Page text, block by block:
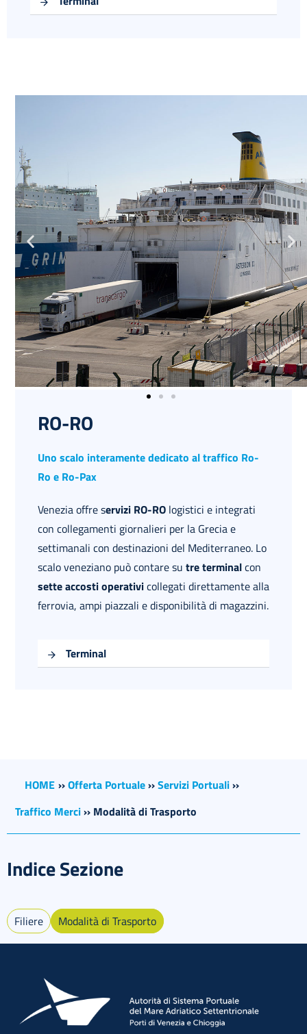
RO-RO
Uno scalo interamente dedicato al traffico Ro-
Ro e Ro-Pax
Venezia offre servizi RO-ROlogistici e integrati
con collegamenti giornalieri per la Grecia e
settimanali con destinazioni del Mediterraneo. Lo
scalo veneziano può contare su tre terminalcon
sette accosti operativicollegati direttamente alla
ferrovia, ampi piazzali e disponibilità di magazzini.
Terminal
HOME ››Offerta Portuale››Servizi Portuali››
Traffico Merci›› Modalità di Trasporto
Indice Sezione
Filiere Modalità di Trasporto